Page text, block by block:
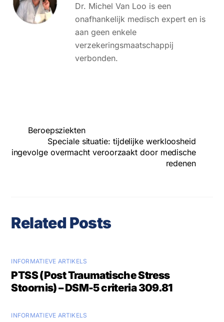
Dr. Michel Van Loo is een
onafhankelijk medisch expert en is
aan geen enkele
verzekeringsmaatschappij
verbonden.
Beroepsziekten
Speciale situatie: tijdelijke werkloosheid
ingevolge overmacht veroorzaakt door medische
redenen
Related Posts
INFORMATIEVE ARTIKELS
PTSS (Post Traumatische Stress
Stoornis) – DSM-5 criteria 309.81
INFORMATIEVE ARTIKELS